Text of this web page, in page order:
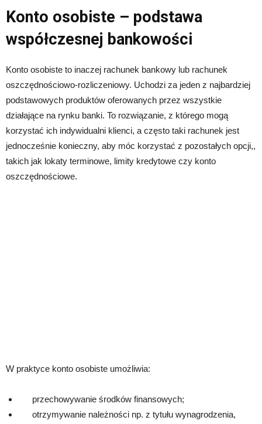
Konto osobiste – podstawa
współczesnej bankowości
Konto osobiste to inaczej rachunek bankowy lub rachunek
oszczędnościowo-rozliczeniowy. Uchodzi za jeden z najbardziej
podstawowych produktów oferowanych przez wszystkie
działające na rynku banki. To rozwiązanie, z którego mogą
korzystać ich indywidualni klienci, a często taki rachunek jest
jednocześnie konieczny, aby móc korzystać z pozostałych opcji,,
takich jak lokaty terminowe, limity kredytowe czy konto
oszczędnościowe.
W praktyce konto osobiste umożliwia:
przechowywanie środków finansowych;
otrzymywanie należności np. z tytułu wynagrodzenia,